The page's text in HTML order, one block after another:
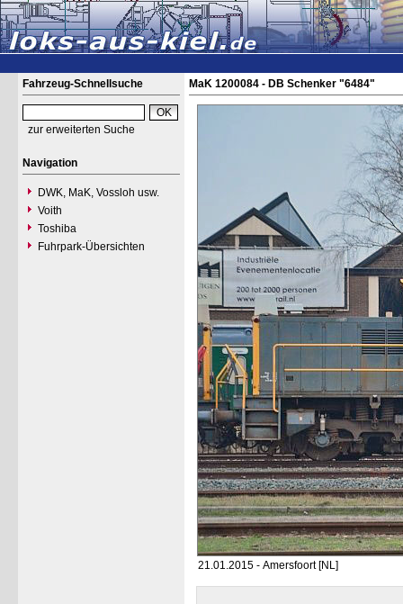
Fahrzeug-Schnellsuche
zur erweiterten Suche
Navigation
DWK, MaK, Vossloh usw.
Voith
Toshiba
Fuhrpark-Übersichten
MaK 1200084 - DB Schenker "6484"
21.01.2015 - Amersfoort [NL]